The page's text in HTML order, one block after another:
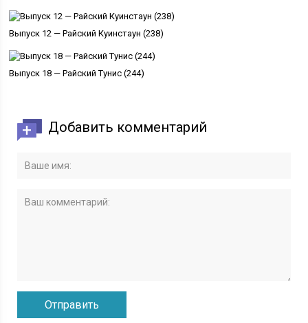
Выпуск 12 — Райский Куинстаун (238)
Выпуск 18 — Райский Тунис (244)
Добавить комментарий